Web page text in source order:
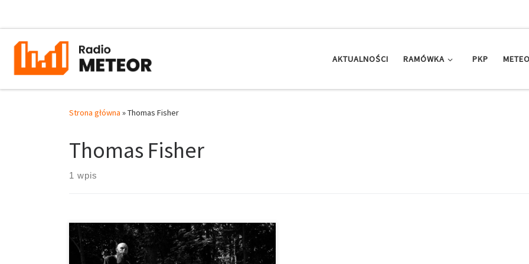
AKTUALNOŚCI RAMÓWKA PKP
Strona główna »Thomas Fisher
Thomas Fisher
1 wpis